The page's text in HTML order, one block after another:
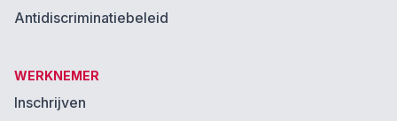
Antidiscriminatiebeleid
WERKNEMER
Inschrijven